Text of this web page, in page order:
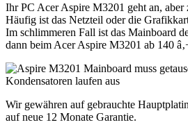
Ihr PC Acer Aspire M3201 geht an,
Häufig ist das Netzteil oder die
Im schlimmeren Fall ist das Mainboard
dann beim Acer Aspire M3201 ab 140
Wir gewähren auf gebrauchte
auf neue 12 Monate Garantie.